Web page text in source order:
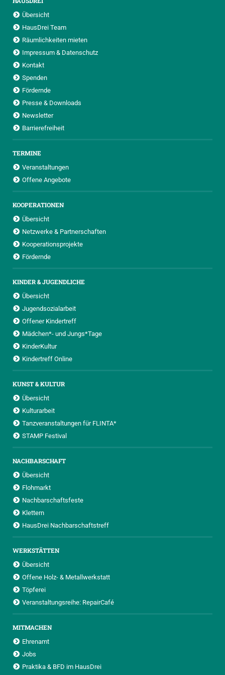
Übersicht
HausDrei Team
Räumlichkeiten mieten
Impressum & Datenschutz
Kontakt
Spenden
Fördernde
Presse & Downloads
Newsletter
Barrierefreiheit
TERMINE
Veranstaltungen
Offene Angebote
KOOPERATIONEN
Übersicht
Netzwerke & Partnerschaften
Kooperationsprojekte
Fördernde
KINDER & JUGENDLICHE
Übersicht
Jugendsozialarbeit
Offener Kindertreff
Mädchen*- und Jungs*Tage
KinderKultur
Kindertreff Online
KUNST & KULTUR
Übersicht
Kulturarbeit
Tanzveranstaltungen für FLINTA*
STAMP Festival
NACHBARSCHAFT
Übersicht
Flohmarkt
Nachbarschaftsfeste
Klettern
HausDrei Nachbarschaftstreff
WERKSTÄTTEN
Übersicht
Offene Holz- & Metallwerkstatt
Töpferei
Veranstaltungsreihe: RepairCafé
MITMACHEN
Ehrenamt
Jobs
Praktika & BFD im HausDrei